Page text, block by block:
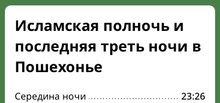
Исламская полночь и
последняя треть ночи в
Пошехонье
Середина ночи
23:26